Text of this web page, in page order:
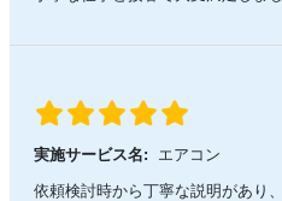
実施サービス名:
エアコン
依頼検討時から丁寧な説明があり